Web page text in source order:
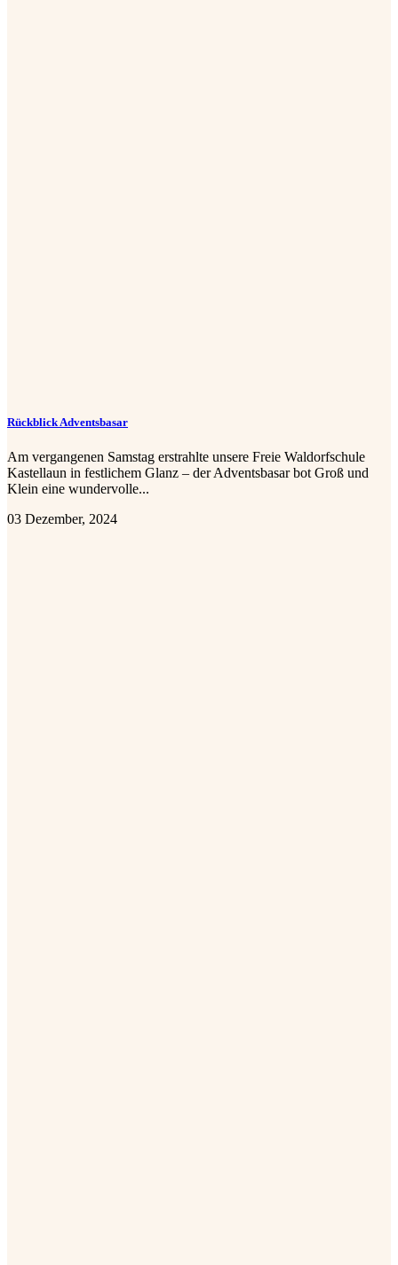
Rückblick Adventsbasar
Am vergangenen Samstag erstrahlte unsere Freie Waldorfschule
Kastellaun in festlichem Glanz – der Adventsbasar bot Groß und
Klein eine wundervolle...
03 Dezember, 2024